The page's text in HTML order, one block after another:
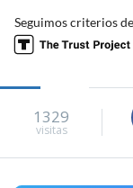
Seguimos criterios de
1329
visitas